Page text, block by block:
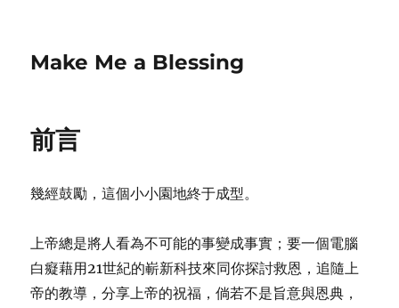
Make Me a Blessing
前言
幾經鼓勵，這個小小園地終于成型。
上帝總是將人看為不可能的事變成事實；要一個電腦
白癡藉用21世紀的嶄新科技來同你探討救恩，追隨上
帝的教導，分享上帝的祝福，倘若不是旨意與恩典，